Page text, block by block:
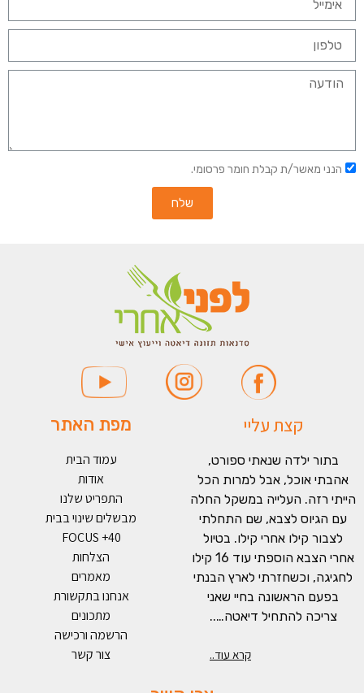
הנני מאשר/ת קבלת חומר פרסומי.
שלח
קצת עליי
בתור ילדה שנאתי ספורט,
אהבתי אוכל, אבל למרות הכל
הייתי רזה. העלייה במשקל החלה
עם הגיוס לצבא, שם התחלתי
לצבור קילו אחרי קילו. בטיול
אחרי הצבא הוספתי עוד 16 קילו
לחגיגה, וכשחזרתי לארץ הבנתי
בפעם הראשונה בחיי שאני
צריכה להתחיל דיאטה…..
קרא עוד..
מפת האתר
עמוד הבית
אודות
התפריט שלנו
מבשלים שינוי בבית
FOCUS +40
הצלחות
מאמרים
אנחנו בתקשורת
מתכונים
הרשמה ורכישה
צור קשר